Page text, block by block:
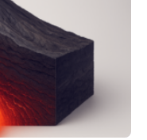
in der
des Erdmagnetfelds
sich verorten und
Jahren…